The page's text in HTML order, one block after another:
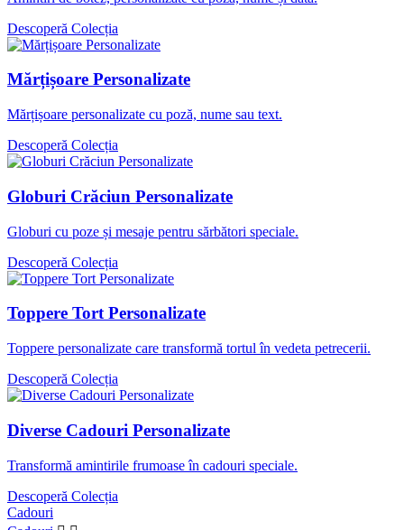
Descoperă Colecția
Mărțișoare Personalizate
Mărțișoare personalizate cu poză, nume sau text.
Descoperă Colecția
Globuri Crăciun Personalizate
Globuri cu poze și mesaje pentru sărbători speciale.
Descoperă Colecția
Toppere Tort Personalizate
Toppere personalizate care transformă tortul în vedeta petrecerii.
Descoperă Colecția
Diverse Cadouri Personalizate
Transformă amintirile frumoase în cadouri speciale.
Descoperă Colecția
Cadouri